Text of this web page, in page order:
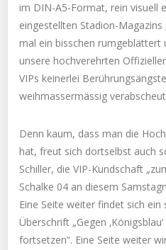
im DIN-A5-Format, rein visuell
eingestellten Stadion-Magazins
mal ein bisschen rumgeblättert
unsere hochverehrten
VIPs keinerlei
weihmassermässig
Denn kaum, dass man die
hat, freut sich dortselbst auch
Schiller, die VIP-Kundschaft
Schalke 04 an diesem
Eine Seite weiter findet sich
Überschrift „Gegen
fortsetzen“. Eine Seite weiter